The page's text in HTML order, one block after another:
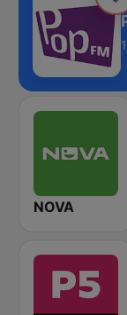
NOVA